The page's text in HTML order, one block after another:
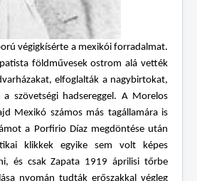
végigkísérte a mexikói forradalmat.
földművesek ostrom alá vették
elfoglalták a nagybirtokat,
szövetségi hadsereggel. A Morelos
Mexikó számos más tagállamára is
a Porfirio Díaz megdöntése után
klikkek egyike sem volt képes
és csak Zapata 1919 áprilisi tőrbe
nyomán tudták erőszakkal végleg